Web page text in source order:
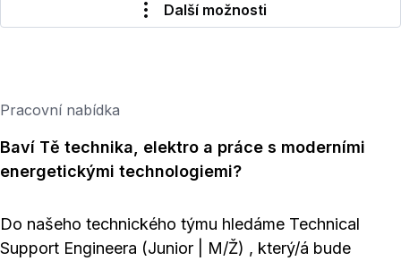
Další možnosti
Pracovní nabídka
Baví Tě technika, elektro a práce s moderními
energetickými technologiemi?
Do našeho technického týmu hledáme Technical
Support Engineera (Junior | M/Ž) , který/á bude